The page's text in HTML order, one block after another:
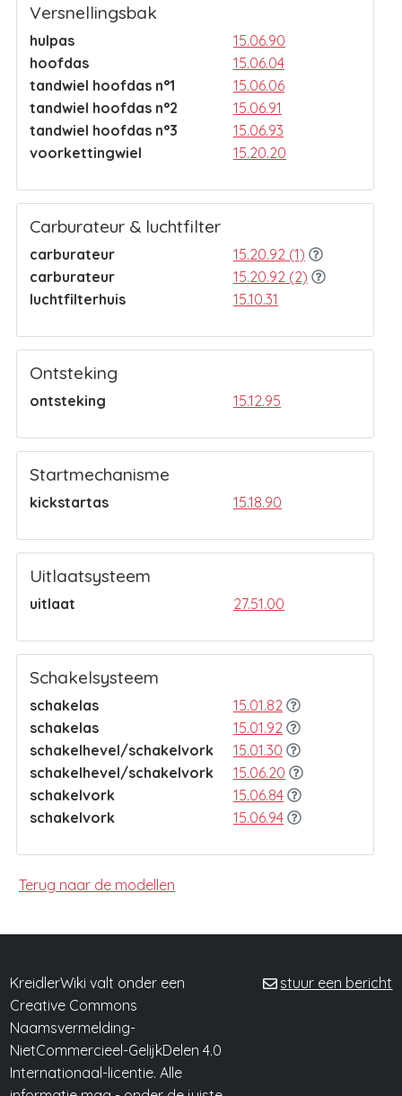
Versnellingsbak
hulpas
15.06.90
hoofdas
15.06.04
tandwiel hoofdas n°1
15.06.06
tandwiel hoofdas n°2
15.06.91
tandwiel hoofdas n°3
15.06.93
voorkettingwiel
15.20.20
Carburateur & luchtfilter
carburateur
15.20.92 (1)
carburateur
15.20.92 (2)
luchtfilterhuis
15.10.31
Ontsteking
ontsteking 15.12.95
Startmechanisme
kickstartas 15.18.90
Uitlaatsysteem
uitlaat 27.51.00
Schakelsysteem
schakelas
15.01.82
schakelas
15.01.92
schakelhevel/schakelvork
15.01.30
schakelhevel/schakelvork
15.06.20
schakelvork
15.06.84
schakelvork
15.06.94
Terug naar de modellen
KreidlerWiki valt onder een
Creative Commons
Naamsvermelding-
NietCommercieel-GelijkDelen 4.0
Internationaal-licentie. Alle
stuur een bericht